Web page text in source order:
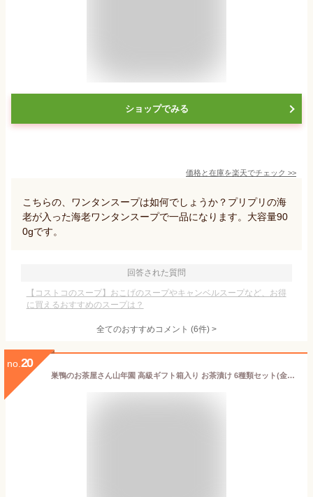
ショップでみる
価格と在庫を楽天でチェック >>
こちらの、ワンタンスープは如何でしょうか？プリプリの海
老が入った海老ワンタンスープで一品になります。大容量90
0gです。
回答された質問
【コストコのスープ】おこげのスープやキャンベルスープなど、お得
に買えるおすすめのスープは？
全てのおすすめコメント (6件) >
no. 20
巣鴨のお茶屋さん山年園 高級ギフト箱入り お茶漬け 6種類セット(金目鯛、まぐろ、鰻、鮭、いわし、磯海苔)